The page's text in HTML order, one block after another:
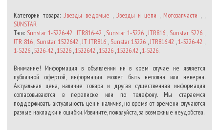
Категории товара:Звёзды ведомые , Звёзды и цепи , Мотозапчасти , ,
SUNSTAR
Тэги: Sunstar 1-5226-42 ,JTR816-42 , Sunstar 1-5226 ,JTR816 , Sunstar 5226 ,
JTR 816, Sunstar 1522642 ,JT JTR816 , Sunstar 15226 ,JTR816.42 ,1-5226-42 ,
1-5226 ,5226-42 ,15226 ,1522642 ,15226 ,15226.42 ,1-5226.
Внимание! Информация в объявлении ни в коем случае не является
публичной офертой, информация может быть неполна или неверна.
Актуальная цена, наличие товара и другая существенная информация
согласовываются в переписке или по телефону. Мы стараемся
поддерживать актуальность цен и наличия, но время от времени случаются
разные накладки и ошибки. Извините, пожалуйста, за возможные неудобства.